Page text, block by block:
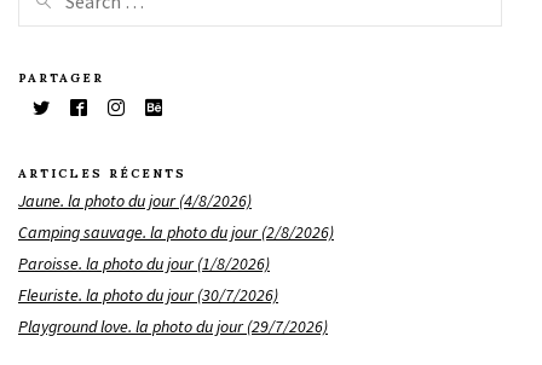
PARTAGER
ARTICLES RÉCENTS
Jaune. la photo du jour (4/8/2026)
Camping sauvage. la photo du jour (2/8/2026)
Paroisse. la photo du jour (1/8/2026)
Fleuriste. la photo du jour (30/7/2026)
Playground love. la photo du jour (29/7/2026)